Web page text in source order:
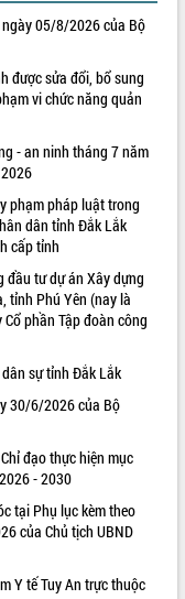
ngày 05/8/2026 của Bộ
được sửa đổi, bổ sung
vi chức năng quản
- an ninh tháng 7 năm
phạm pháp luật trong
dân tỉnh Đắk Lắk
cấp tỉnh
đầu tư dự án Xây dựng
tỉnh Phú Yên (nay là
phần Tập đoàn công
sự tỉnh Đắk Lắk
30/6/2026 của Bộ
đạo thực hiện mục
- 2030
tại Phụ lục kèm theo
của Chủ tịch UBND
Y tế Tuy An trực thuộc